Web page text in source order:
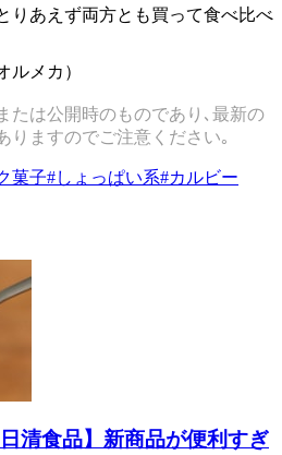
りあえず両方とも買って食べ比べ
ルメカ）
たは公開時のものであり､最新の
りますのでご注意ください｡
菓子#しょっぱい系#カルビー
清食品】新商品が便利すぎ